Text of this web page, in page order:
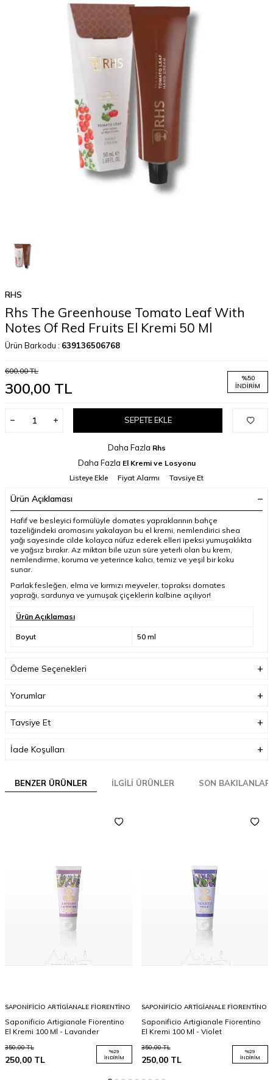
RHS
Rhs The Greenhouse Tomato Leaf With
Notes Of Red Fruits El Kremi 50 Ml
Ürün Barkodu : 639136506768
600,00TL
300,00 TL
%50
İNDIRIM
SEPETE EKLE
Daha Fazla Rhs
Daha Fazla El Kremi ve Losyonu
Listeye Ekle
Fiyat Alarmı Tavsiye Et
Ürün Açıklaması
Hafif ve besleyici formülüyle domates yapraklarının bahçe
tazeliğindeki aromasını yakalayan bu el kremi, nemlendirici shea
yağı sayesinde cilde kolayca nüfuz ederek elleri ipeksi yumuşaklıkta
ve yağsız bırakır. Az miktarı bile uzun süre yeterli olan bu krem,
nemlendirme, koruma ve yeterince kalıcı, temiz ve yeşil bir koku
sunar.
Parlak fesleğen, elma ve kırmızı meyveler, topraksı domates
yaprağı, sardunya ve yumuşak çiçeklerin kalbine açılıyor!
Ürün Açıklaması
Boyut 50 ml
Ödeme Seçenekleri
Yorumlar
Tavsiye Et
İade Koşulları
BENZER ÜRÜNLER İLGILI ÜRÜNLER SON BAKILANLAR
SAPONIFICIO ARTIGIANALE FIORENTINO
Saponificio Artigianale Fiorentino
El Kremi 100 Ml - Lavander
350,00TL
250,00 TL
%29
İNDIRIM
SAPONIFICIO ARTIGIANALE FIORENTINO
Saponificio Artigianale Fiorentino
El Kremi 100 Ml - Violet
350,00TL
250,00TL
%29
İNDIRIM